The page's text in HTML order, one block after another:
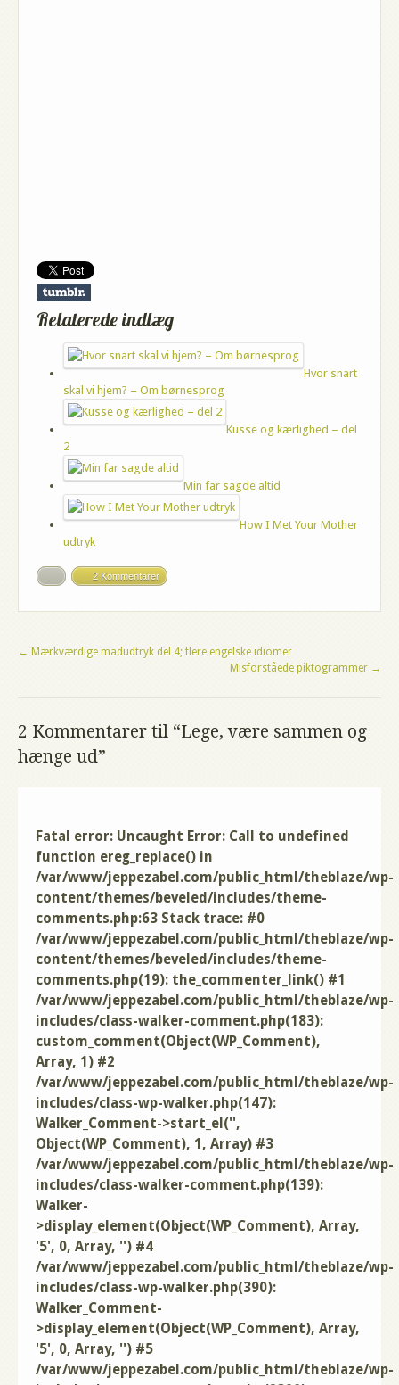
Relaterede indlæg
Hvor snart
skal vi hjem? – Om børnesprog
Kusse og kærlighed – del
2
Min far sagde altid
How I Met Your Mother
udtryk
2 Kommentarer
← Mærkværdige madudtryk del 4; flere engelske idiomer
Misforståede piktogrammer →
2 Kommentarer til “Lege, være sammen og
hænge ud”
Fatal error: Uncaught Error: Call to undefined
function ereg_replace() in
/var/www/jeppezabel.com/public_html/theblaze/wp-
content/themes/beveled/includes/theme-
comments.php:63 Stack trace: #0
/var/www/jeppezabel.com/public_html/theblaze/wp-
content/themes/beveled/includes/theme-
comments.php(19): the_commenter_link() #1
/var/www/jeppezabel.com/public_html/theblaze/wp-
includes/class-walker-comment.php(183):
custom_comment(Object(WP_Comment),
Array, 1) #2
/var/www/jeppezabel.com/public_html/theblaze/wp-
includes/class-wp-walker.php(147):
Walker_Comment->start_el('',
Object(WP_Comment), 1, Array) #3
/var/www/jeppezabel.com/public_html/theblaze/wp-
includes/class-walker-comment.php(139):
Walker-
>display_element(Object(WP_Comment), Array,
'5', 0, Array, '') #4
/var/www/jeppezabel.com/public_html/theblaze/wp-
includes/class-wp-walker.php(390):
Walker_Comment-
>display_element(Object(WP_Comment), Array,
'5', 0, Array, '') #5
/var/www/jeppezabel.com/public_html/theblaze/wp-